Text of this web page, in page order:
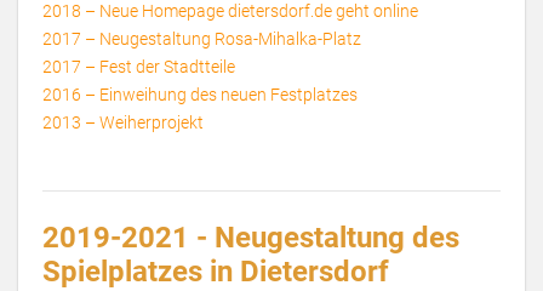
2018 – Neue Homepage dietersdorf.de geht online
2017 – Neugestaltung Rosa-Mihalka-Platz
2017 – Fest der Stadtteile
2016 – Einweihung des neuen Festplatzes
2013 – Weiherprojekt
2019-2021 - Neugestaltung des
Spielplatzes in Dietersdorf